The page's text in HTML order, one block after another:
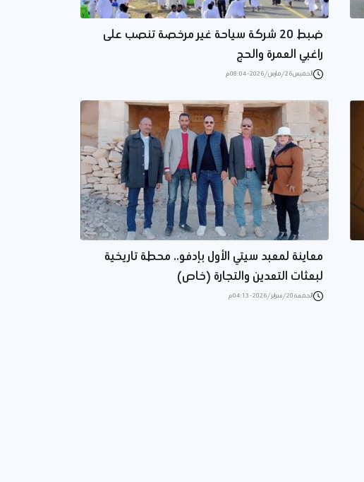
ضبط 20 شركة سياحة غير مرخصة تنصب على
راغبي العمرة والحج
الخميس 26/مارس/2026 - 08:04 م
معاينة لمعبد سيتي الأول بإدفو.. محطة تاريخية
لبعثات التعدين والتجارة (خاص)
الجمعة 20/فبراير/2026 - 04:13 م